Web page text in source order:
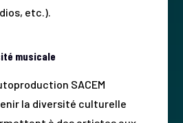
etc.).
musicale
SACEM
la diversité culturelle